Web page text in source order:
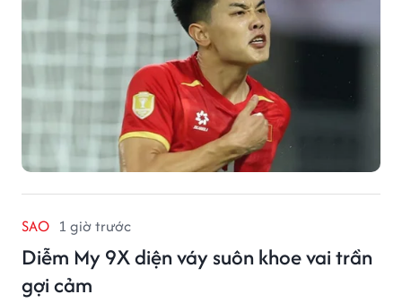
SAO 1 giờ trước
Diễm My 9X diện váy suôn khoe vai trần
gợi cảm